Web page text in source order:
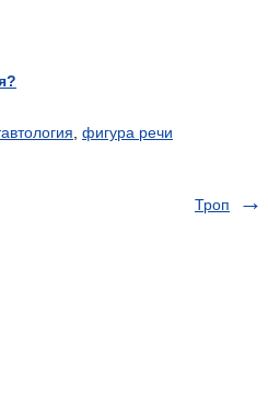
фигура речи
Троп